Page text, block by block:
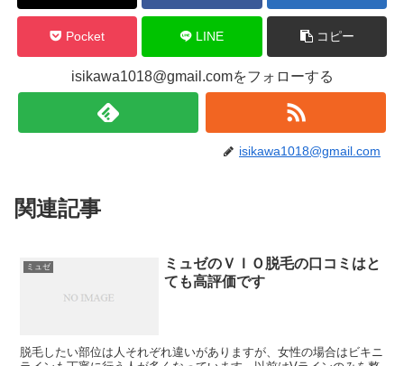
Pocket LINE コピー
isikawa1018@gmail.comをフォローする
isikawa1018@gmail.com
関連記事
ミュゼ
ミュゼのＶＩＯ脱毛の口コミはと
ても高評価です
脱毛したい部位は人それぞれ違いがありますが、女性の場合はビキニ